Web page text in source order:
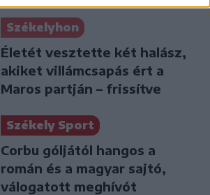
Székelyhon
Életét vesztette két halász,
akiket villámcsapás ért a
Maros partján – frissítve
Székely Sport
Corbu góljától hangos a
román és a magyar sajtó,
válogatott meghívót